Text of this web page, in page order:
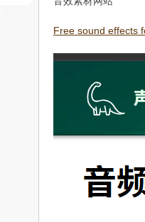
Free sound effects